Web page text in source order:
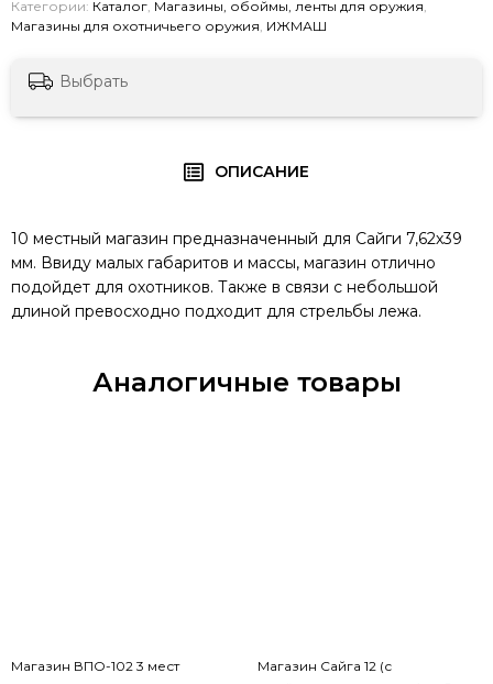
Категории: Каталог, Магазины, обоймы, ленты для оружия,
Магазины для охотничьего оружия, ИЖМАШ
Выбрать
ОПИСАНИЕ
10 местный магазин предназначенный для Сайги 7,62х39
мм. Ввиду малых габаритов и массы, магазин отлично
подойдет для охотников. Также в связи с небольшой
длиной превосходно подходит для стрельбы лежа.
Аналогичные товары
Магазин ВПО-102 3 мест
Магазин Сайга 12 (с